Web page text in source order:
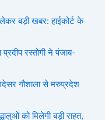
बड़ी खबर: हाईकोर्ट के
रस्तोगी ने पंजाब-
गौशाला से मरुप्रदेश
को मिलेगी बड़ी राहत,